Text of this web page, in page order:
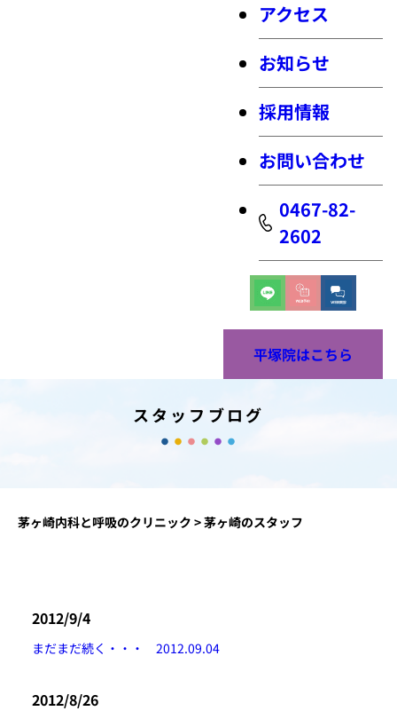
アクセス
お知らせ
採用情報
お問い合わせ
0467-82-
2602
平塚院はこちら
スタッフブログ
茅ヶ崎内科と呼吸のクリニック >茅ヶ崎のスタッフ
2012/9/4
まだまだ続く・・・ 2012.09.04
2012/8/26